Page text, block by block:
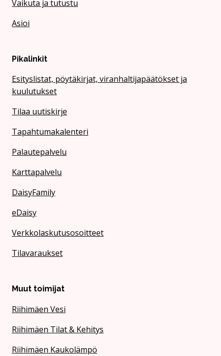
Vaikuta ja tutustu
Asioi
Pikalinkit
Esityslistat, pöytäkirjat, viranhaltijapäätökset ja
kuulutukset
Tilaa uutiskirje
Tapahtumakalenteri
Palautepalvelu
Karttapalvelu
DaisyFamily
eDaisy
Verkkolaskutusosoitteet
Tilavaraukset
Muut toimijat
Riihimäen Vesi
Riihimäen Tilat & Kehitys
Riihimäen Kaukolämpö